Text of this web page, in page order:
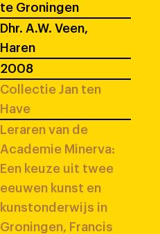
te Groningen
Dhr. A.W. Veen,
Haren
2008
Collectie Jan ten
Have
Leraren van de
Academie Minerva:
Een keuze uit twee
eeuwen kunst en
kunstonderwijs in
Groningen, Francis